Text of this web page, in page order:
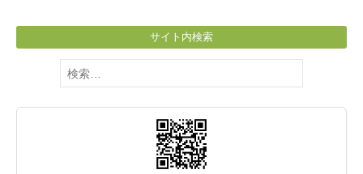
サイト内検索
検
索: